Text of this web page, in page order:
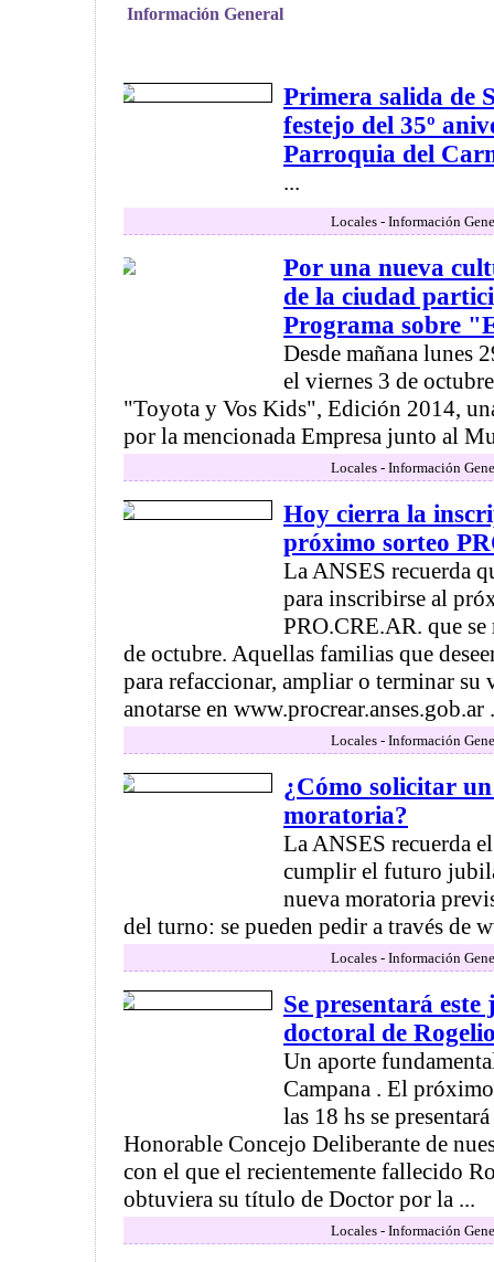
Información General
Primera salida de
festejo del 35º
Parroquia del
...
Locales - Información
Por una nueva
de la ciudad
Programa sobre
Desde mañana lunes
el viernes 3 de
"Toyota y Vos Kids", Edición 2014,
por la mencionada Empresa junto al
Locales - Información
Hoy cierra la
próximo sorteo
La ANSES recuerda
para inscribirse al
PRO.CRE.AR. que
de octubre. Aquellas familias que
para refaccionar, ampliar o terminar su
anotarse en www.procrear.anses.gob.ar
Locales - Información
¿Cómo solicitar
moratoria?
La ANSES recuerda
cumplir el futuro
nueva moratoria
del turno: se pueden pedir a través de
Locales - Información
Se presentará este
doctoral de
Un aporte
Campana . El
las 18 hs se
Honorable Concejo Deliberante de
con el que el recientemente fallecido
obtuviera su título de Doctor por la ...
Locales - Información